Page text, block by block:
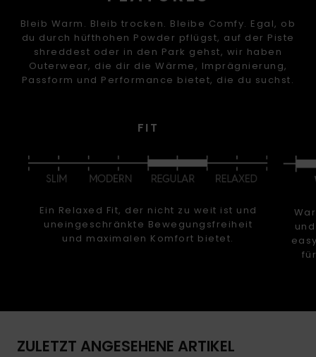
Bleib Warm. Bleib trocken. Bleibe Comfy. Egal, ob
du durch hüfthohen Powder pflügst, auf der Piste
shreddest oder in den Park gehst, wir haben
Outerwear, die dir die Wärme, Imprägnierung,
Passform und Performance bietet, die du suchst.
FIT
Ein Relaxed Fit, der nicht zu weit ist und
uneingeschränkte Bewegungsfreiheit
und maximalen Komfort bietet.
ZULETZT ANGESEHENE ARTIKEL